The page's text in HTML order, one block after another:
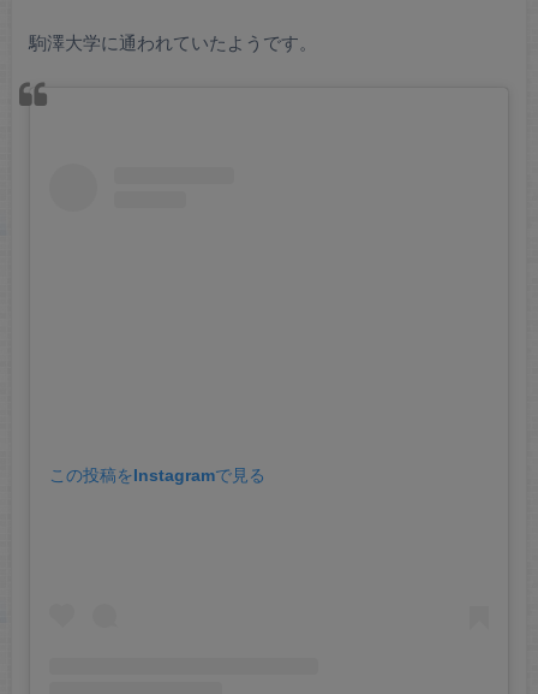
駒澤大学に通われていたようです。
この投稿をInstagramで見る